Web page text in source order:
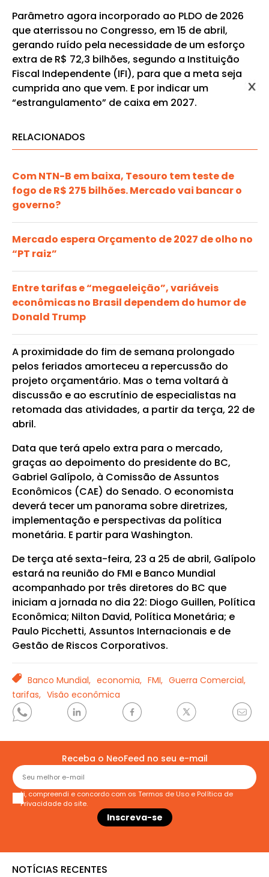
Parâmetro agora incorporado ao PLDO de 2026
que aterrissou no Congresso, em 15 de abril,
gerando ruído pela necessidade de um esforço
extra de R$ 72,3 bilhões, segundo a Instituição
Fiscal Independente (IFI), para que a meta seja
cumprida ano que vem. E por indicar um
“estrangulamento” de caixa em 2027.
RELACIONADOS
Com NTN-B em baixa, Tesouro tem teste de
fogo de R$ 275 bilhões. Mercado vai bancar o
governo?
Mercado espera Orçamento de 2027 de olho no
“PT raiz”
Entre tarifas e “megaeleição”, variáveis
econômicas no Brasil dependem do humor de
Donald Trump
A proximidade do fim de semana prolongado
pelos feriados amorteceu a repercussão do
projeto orçamentário. Mas o tema voltará à
discussão e ao escrutínio de especialistas na
retomada das atividades, a partir da terça, 22 de
abril.
Data que terá apelo extra para o mercado,
graças ao depoimento do presidente do BC,
Gabriel Galípolo, à Comissão de Assuntos
Econômicos (CAE) do Senado. O economista
deverá tecer um panorama sobre diretrizes,
implementação e perspectivas da política
monetária. E partir para Washington.
De terça até sexta-feira, 23 a 25 de abril, Galípolo
estará na reunião do FMI e Banco Mundial
acompanhado por três diretores do BC que
iniciam a jornada no dia 22: Diogo Guillen, Política
Econômica; Nilton David, Política Monetária; e
Paulo Picchetti, Assuntos Internacionais e de
Gestão de Riscos Corporativos.
TAGSBanco Mundial, economia, FMI, Guerra Comercial,
tarifas, Visão econômica
Receba o NeoFeed no seu e-mail
Li, compreendi e concordo com os Termos de Uso e Política de
Privacidade do site.
NOTÍCIAS RECENTES